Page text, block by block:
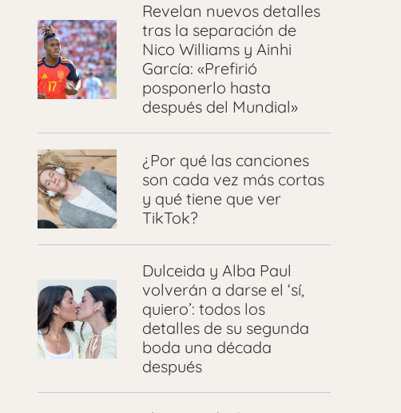
Revelan nuevos detalles
tras la separación de
Nico Williams y Ainhi
García: «Prefirió
posponerlo hasta
después del Mundial»
¿Por qué las canciones
son cada vez más cortas
y qué tiene que ver
TikTok?
Dulceida y Alba Paul
volverán a darse el ‘sí,
quiero’: todos los
detalles de su segunda
boda una década
después